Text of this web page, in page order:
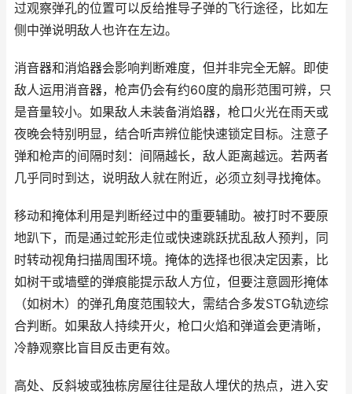
过观察弹孔的位置可以反给推导子弹的飞行途径，比如左
侧中弹说明敌人也许在左边。
消音器和消焰器会影响判断难度，但并非完全无解。即使
敌人运用消音器，枪声仍会有约60度的扇形范围可辨，只
是音量较小。如果敌人未装备消焰器，枪口火光在雨天或
夜晚会特别明显，结合听声辨位能快速锁定目标。注意子
弹和枪声的间隔时刻：间隔越长，敌人距离越远。若两者
几乎同时到达，说明敌人就在附近，必须立刻寻找掩体。
移动和掩体利用是判断经过中的重要辅助。被打时不要原
地趴下，而是通过蛇形走位或快速跳跃扰乱敌人预判，同
时转动视角扫描周围环境。掩体的选择也很决定因素，比
如树干或墙壁的弹痕能提示敌人方位，但要注意圆形掩体
（如树木）的弹孔角度范围较大，需结合多发STG轨迹综
合判断。如果敌人持续开火，枪口火焰和弹道会更清晰，
冷静观察比盲目反击更有效。
高处、反斜坡或独栋房屋往往是敌人埋伏的热点，进入安